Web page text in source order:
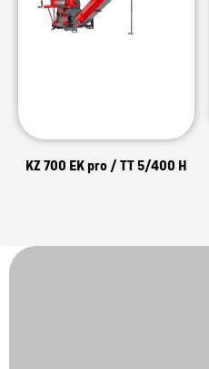
KZ 700 EK pro / TT 5/400 H